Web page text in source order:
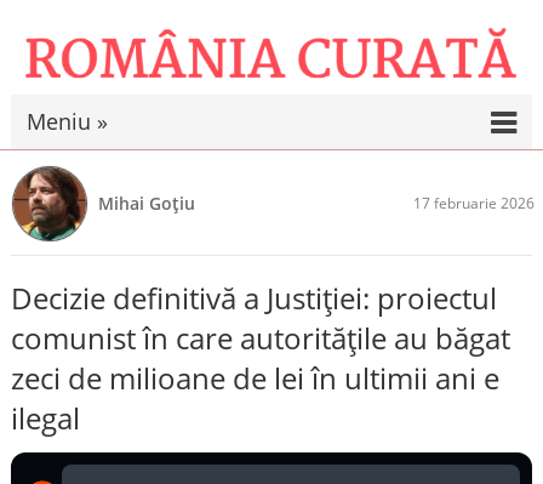
Meniu »
Mihai Goțiu 17 februarie 2026
Decizie definitivă a Justiției: proiectul
comunist în care autoritățile au băgat
zeci de milioane de lei în ultimii ani e
ilegal